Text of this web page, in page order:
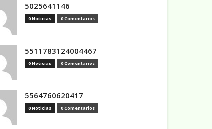
5025641146
0 Noticias 0 Comentarios
5511783124004467
0 Noticias 0 Comentarios
5564760620417
0 Noticias 0 Comentarios